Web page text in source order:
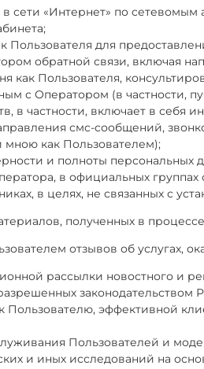
сети «Интернет» по
для
обратной связи, включая
как Пользователя,
с Оператором (в частности,
в частности, включает в
смс-сообщений,
мною как Пользователем);
и полноты персональных
в официальных
в целях, не связанных с
полученных в процессе
отзывов об услугах,
рассылки новостного и
законодательством
Пользователю, эффективной
Пользователей и
и иных исследований на